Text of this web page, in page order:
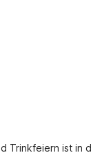
Trinkfeiern ist in